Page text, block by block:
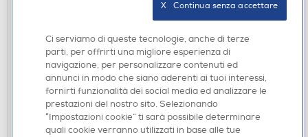
SBS - Auricolare TWS MHTWSRASHBTG-Fantasy
green
€ 29,90
Acquisto online:disponibile
Ritiro in negozio in 30' gratuito:verifica
Ci serviamo di queste tecnologie, anche di terze
parti, per offrirti una migliore esperienza di
navigazione, per personalizzare contenuti ed
annunci in modo che siano aderenti ai tuoi interessi,
fornirti funzionalità dei social media ed analizzare le
prestazioni del nostro sito. Selezionando
“Impostazioni cookie” ti sarà possibile determinare
quali cookie verranno utilizzati in base alle tue
X   Continua senza accettare